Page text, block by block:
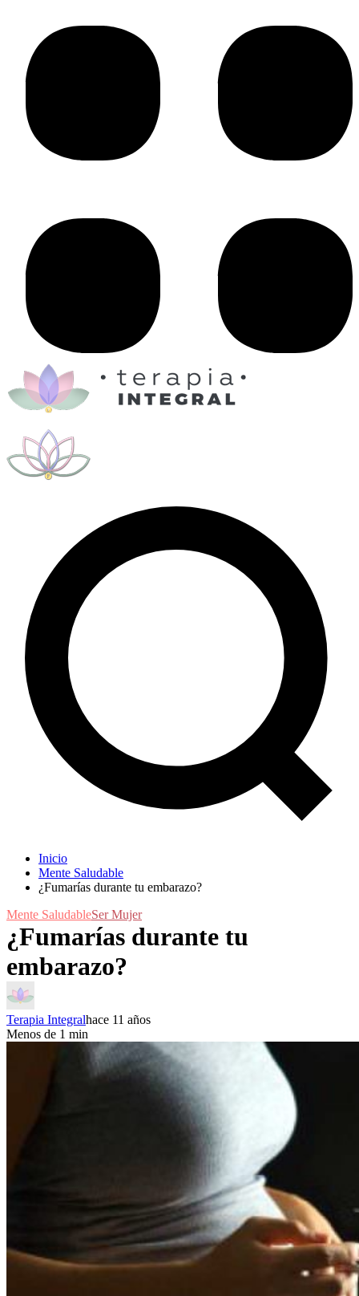
Inicio
Mente Saludable
¿Fumarías durante tu embarazo?
Mente SaludableSer Mujer
¿Fumarías durante tu
embarazo?
Terapia Integralhace 11 años
Menos de 1 min